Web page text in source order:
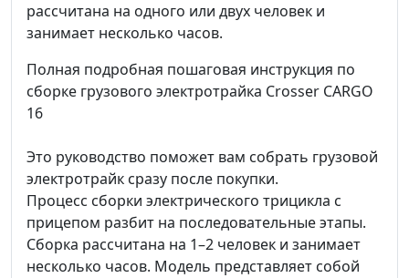
рассчитана на одного или двух человек и
занимает несколько часов.
Полная подробная пошаговая инструкция по
сборке грузового электротрайка Crosser CARGO
16
Это руководство поможет вам собрать грузовой
электротрайк сразу после покупки.
Процесс сборки электрического трицикла с
прицепом разбит на последовательные этапы.
Сборка рассчитана на 1–2 человек и занимает
несколько часов. Модель представляет собой